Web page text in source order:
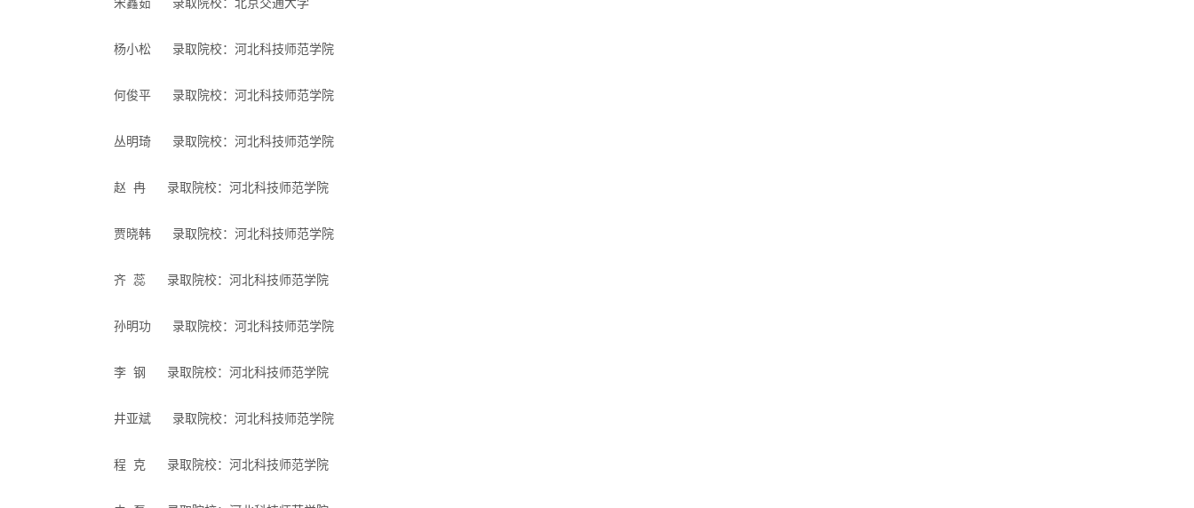
杨小松 录取院校：河北科技师范学院
何俊平 录取院校：河北科技师范学院
丛明琦 录取院校：河北科技师范学院
赵 冉 录取院校：河北科技师范学院
贾晓韩 录取院校：河北科技师范学院
齐 蕊 录取院校：河北科技师范学院
孙明功 录取院校：河北科技师范学院
李 钢 录取院校：河北科技师范学院
井亚斌 录取院校：河北科技师范学院
程 克 录取院校：河北科技师范学院